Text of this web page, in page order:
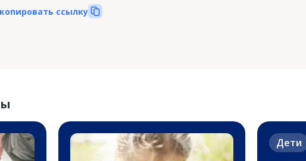
ссылку
Дети